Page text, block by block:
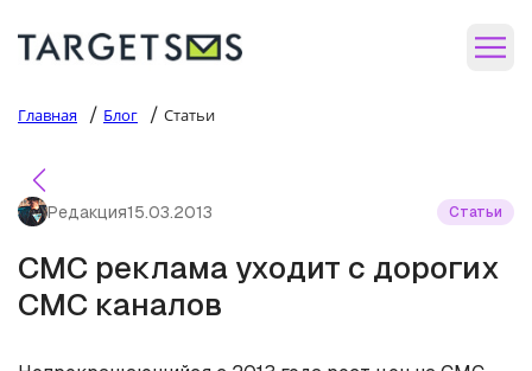
Главная / Блог / Статьи
Редакция15.03.2013 Статьи
СМС реклама уходит с дорогих
СМС каналов